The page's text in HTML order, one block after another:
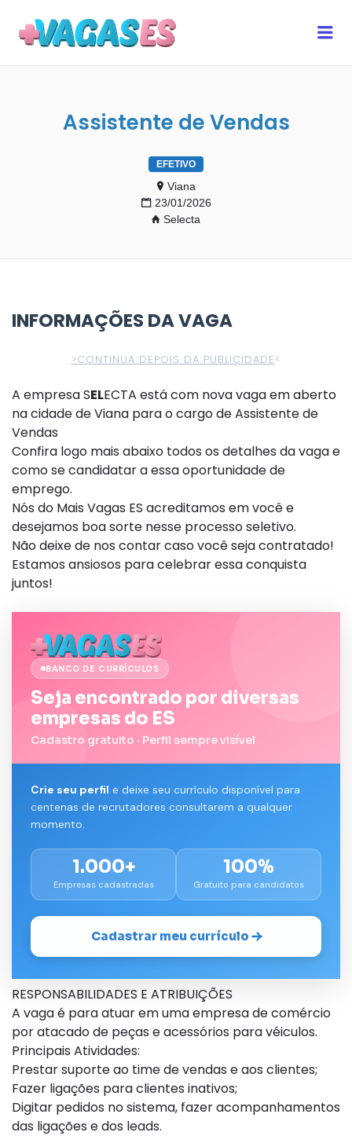
Assistente de Vendas
EFETIVO
Viana
23/01/2026
Selecta
INFORMAÇÕES DA VAGA
>CONTINUA DEPOIS DA PUBLICIDADE<
A empresa SELECTA está com nova vaga em aberto
na cidade de Viana para o cargo de Assistente de
Vendas
Confira logo mais abaixo todos os detalhes da vaga e
como se candidatar a essa oportunidade de
emprego.
Nós do Mais Vagas ES acreditamos em você e
desejamos boa sorte nesse processo seletivo.
Não deixe de nos contar caso você seja contratado!
Estamos ansiosos para celebrar essa conquista
juntos!
BANCO DE CURRÍCULOS
Seja encontrado por diversas
empresas do ES
Cadastro gratuito · Perfil sempre visível
Crie seu perfil e deixe seu currículo disponível para
centenas de recrutadores consultarem a qualquer
momento.
1.000+
Empresas cadastradas
100%
Gratuito para candidatos
Cadastrar meu currículo
RESPONSABILIDADES E ATRIBUIÇÕES
A vaga é para atuar em uma empresa de comércio
por atacado de peças e acessórios para véiculos.
Principais Atividades:
Prestar suporte ao time de vendas e aos clientes;
Fazer ligações para clientes inativos;
Digitar pedidos no sistema, fazer acompanhamentos
das ligações e dos leads.